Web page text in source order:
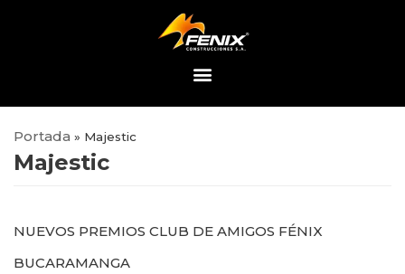
Portada » Majestic
Majestic
NUEVOS PREMIOS CLUB DE AMIGOS FÉNIX
BUCARAMANGA